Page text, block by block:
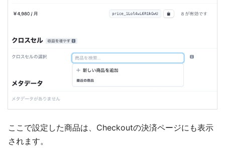
ここで設定した商品は、Checkoutの決済ページにも表示
されます。